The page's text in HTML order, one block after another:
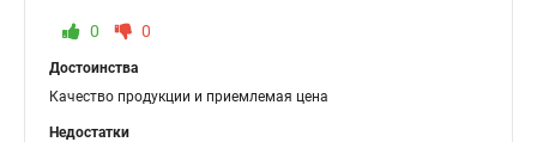
0 0
Достоинства
Качество продукции и приемлемая цена
Недостатки